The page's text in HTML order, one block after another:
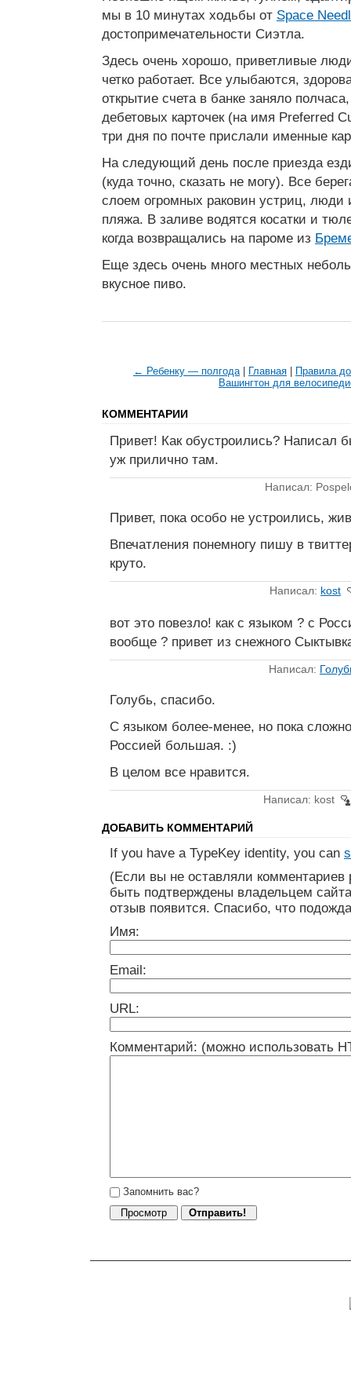
мы в 10 минутах ходьбы от Space
достопримечательности Сиэтла.
Здесь очень хорошо, приветливые
четко работает. Все улыбаются,
открытие счета в банке заняло
дебетовых карточек (на имя Preferred
три дня по почте прислали именные
На следующий день после приезда
(куда точно, сказать не могу). Все
слоем огромных раковин устриц, люди
пляжа. В заливе водятся косатки и
когда возвращались на пароме из
Еще здесь очень много местных
вкусное пиво.
← Ребенку — полгода| Главная
Правила
Вашингтон для
КОММЕНТАРИИ
Привет! Как обустроились? Написал
уж прилично там.
Написал:
Привет, пока особо не устроились,
Впечатления понемногу пишу в
круто.
Написал: kost
вот это повезло! как с языком ? с
вообще ? привет из снежного
Написал:
Голубь, спасибо.
С языком более-менее, но пока
Россией большая. :)
В целом все нравится.
Написал: kost
ДОБАВИТЬ КОММЕНТАРИЙ
If you have a TypeKey identity, you can
(Если вы не оставляли
быть подтверждены владельцем
отзыв появится. Спасибо, что
Имя:
Email:
URL:
Комментарий: (можно использовать
Запомнить вас?